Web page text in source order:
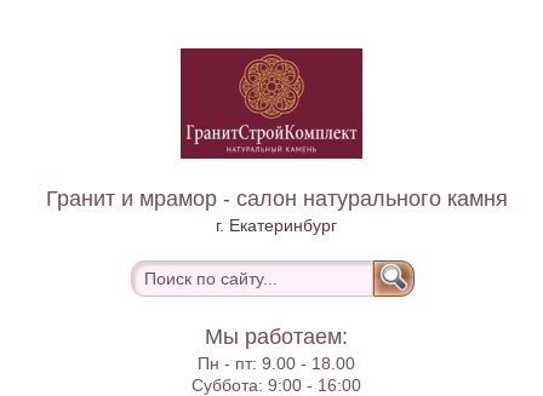
Гранит и мрамор - салон натурального камня
г. Екатеринбург
Мы работаем:
Пн - пт:9.00 - 18.00
Суббота:9:00 - 16:00